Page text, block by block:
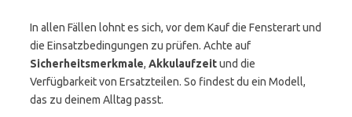
In allen Fällen lohnt es sich, vor dem Kauf die Fensterart und
die Einsatzbedingungen zu prüfen. Achte auf
Sicherheitsmerkmale, Akkulaufzeitund die
Verfügbarkeit von Ersatzteilen. So findest du ein Modell,
das zu deinem Alltag passt.